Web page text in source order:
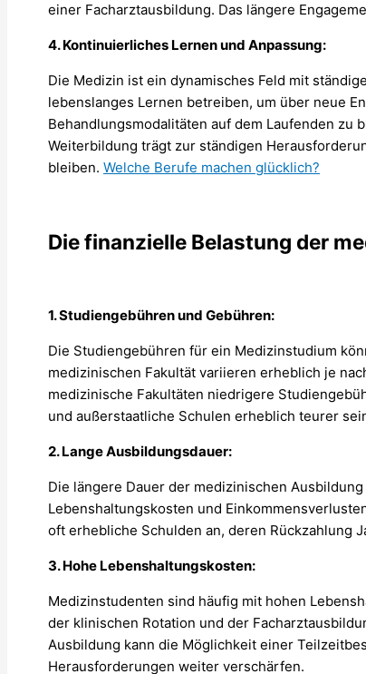
einer Facharztausbildung. Das längere
4. Kontinuierliches Lernen und Anpassung:
Die Medizin ist ein dynamisches Feld mit
lebenslanges Lernen betreiben, um über neue
Behandlungsmodalitäten auf dem Laufenden zu
Weiterbildung trägt zur ständigen
bleiben. Welche Berufe machen glücklich?
Die finanzielle Belastung der
1. Studiengebühren und Gebühren:
Die Studiengebühren für ein Medizinstudium
medizinischen Fakultät variieren erheblich je
medizinische Fakultäten niedrigere
und außerstaatliche Schulen erheblich teurer
2. Lange Ausbildungsdauer:
Die längere Dauer der medizinischen
Lebenshaltungskosten und
oft erhebliche Schulden an, deren Rückzahlung
3. Hohe Lebenshaltungskosten:
Medizinstudenten sind häufig mit hohen
der klinischen Rotation und der
Ausbildung kann die Möglichkeit einer
Herausforderungen weiter verschärfen.